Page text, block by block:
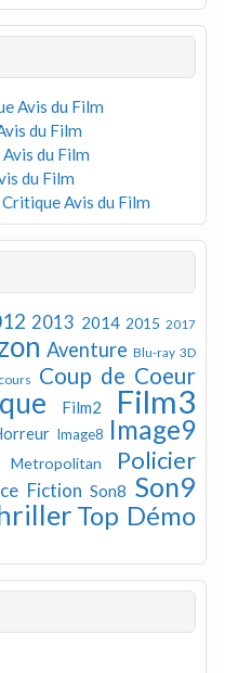
Avis du Film
du Film
du Film
du Film
Avis du Film
2013 2014 2015 2017
Aventure Blu-ray 3D
Coup de Coeur
Film2 Film3
Image8 Image9
Metropolitan Policier
Fiction Son8 Son9
Top Démo